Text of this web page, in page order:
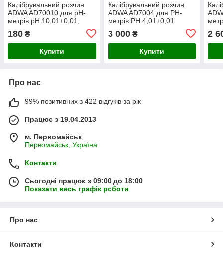
Калібрувальний розчин
ADWA AD70010 для pH-
метрів рН 10,01±0,01,
ПРИГОДНОСТІ ДО 02/24)
180 ₴
Купити
Калібрувальний розчин
ADWA AD7004 для РН-
метрів РН 4,01±0,01
3 000₴
Купити
2
Про нас
99% позитивних з 422 відгуків за рік
Працює з 19.04.2013
м. Первомайськ
Первомайськ, Україна
Контакти
Сьогодні працює з 09:00 до 18:00
Показати весь графік роботи
Про нас
Контакти